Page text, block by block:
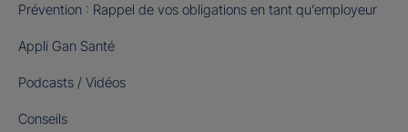
Prévention : Rappel de vos obligations en tant qu’employeur
Appli Gan Santé
Podcasts / Vidéos
Conseils